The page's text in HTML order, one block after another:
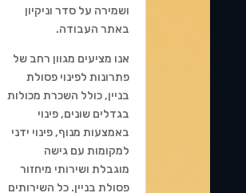
ושמירה על סדר וניקיון
באתר העבודה.
אנו מציעים מגוון רחב של
פתרונות לפינוי פסולת
בניין, כולל השכרת מכולות
בגדלים שונים, פינוי
באמצעות מנוף, פינוי ידני
למקומות עם גישה
מוגבלת ושירותי מיחזור
פסולת בניין. כל השירותים